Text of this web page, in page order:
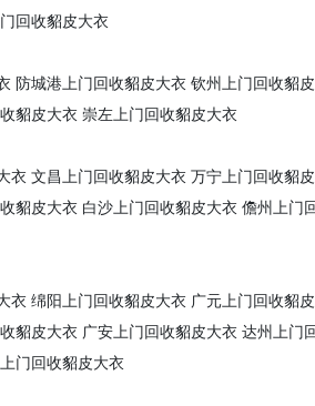
回收貂皮大衣
防城港上门回收貂皮大衣 钦州上门回收貂
貂皮大衣 崇左上门回收貂皮大衣
衣 文昌上门回收貂皮大衣 万宁上门回收貂
貂皮大衣 白沙上门回收貂皮大衣 儋州上门
衣 绵阳上门回收貂皮大衣 广元上门回收貂
貂皮大衣 广安上门回收貂皮大衣 达州上门
门回收貂皮大衣